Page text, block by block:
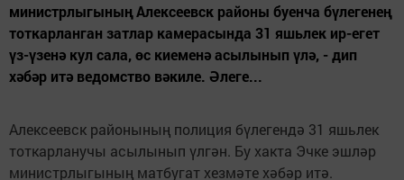
министрлыгының Алексеевск районы буенча бүлегенең
тоткарланган затлар камерасында 31 яшьлек ир-егет
үз-үзенә кул сала, өс киеменә асылынып үлә, - дип
хәбәр итә ведомство вәкиле. Әлеге...
Алексеевск районының полиция бүлегендә 31 яшьлек
тоткарланучы асылынып үлгән. Бу хакта Эчке эшләр
министрлыгының матбугат хезмәте хәбәр итә.